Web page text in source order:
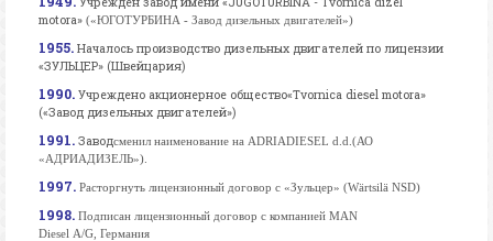
motora» («ЮГОТУРБИНА - Завод дизельных двигателей»)
1955. Началось производство дизельных двигателей по лицензии
«ЗУЛЬЦЕР» (Швейцария)
1990. Учреждено акционерное общество«Tvornica diesel motora»
(«Завод дизельных двигателей»)
1991. Заводсменил наименование на ADRIADIESEL d.d. (АО
«АДРИАДИЗЕЛЬ»).
1997. Расторгнуть лицензионный договор с «Зульцер» (Wärtsilä NSD)
1998. Подписан лицензионный договор с компанией MAN
Diesel A/G, Германия